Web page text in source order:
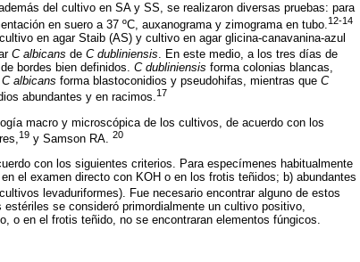
del cultivo en SA y SS, se realizaron diversas pruebas: para
en suero a 37 ºC, auxanograma y zimograma en tubo. 12-14
en agar Staib (AS) y cultivo en agar glicina-canavanina-azul
C albicans de C dubliniensis . En este medio, a los tres días de
bordes bien definidos. C dubliniensis forma colonias blancas,
C albicans forma blastoconidios y pseudohifas, mientras que C
abundantes y en racimos.17
macro y microscópica de los cultivos, de acuerdo con los
19 y Samson RA. 20
con los siguientes criterios. Para especímenes habitualmente
el examen directo con KOH o en los frotis teñidos; b) abundantes
levaduriformes). Fue necesario encontrar alguno de estos
se consideró primordialmente un cultivo positivo,
o en el frotis teñido, no se encontraran elementos fúngicos.